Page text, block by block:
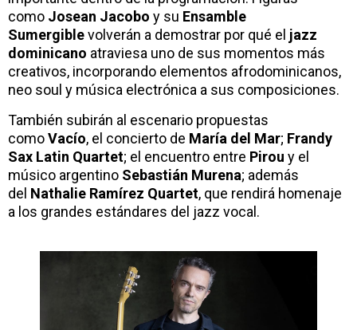
como Josean Jacobo y su Ensamble
Sumergiblevolverán a demostrar por qué el jazz
dominicano atraviesa uno de sus momentos más
creativos, incorporando elementos afrodominicanos,
neo soul y música electrónica a sus composiciones.
También subirán al escenario propuestas
comoVacío, el concierto de María del Mar; Frandy
Sax Latin Quartet; el encuentro entre Pirou y el
músico argentino Sebastián Murena; además
del Nathalie Ramírez Quartet, que rendirá homenaje
a los grandes estándares del jazz vocal.